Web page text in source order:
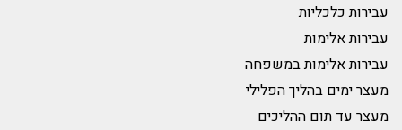
עבירות כלכליות
עבירות אלימות
עבירות אלימות במשפחה
מעצר ימים בהליך הפלילי
מעצר עד תום ההליכים